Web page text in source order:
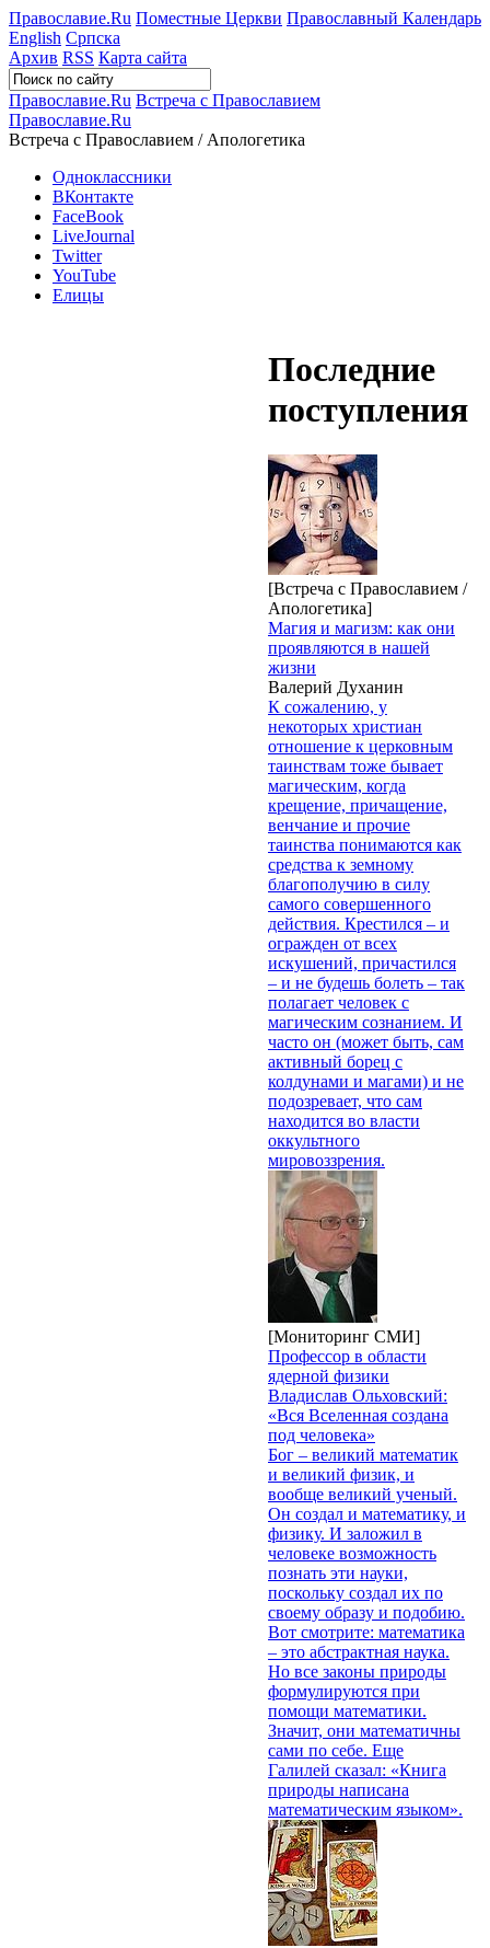
Православие.Ru Поместные Церкви Православный Календарь
English Српска
Архив RSS Карта сайта
Православие.Ru Встреча с Православием
Православие.Ru
Встреча с Православием / Апологетика
Одноклассники
ВКонтакте
FaceBook
LiveJournal
Twitter
YouTube
Елицы
Последние
поступления
[Встреча с Православием /
Апологетика]
Магия и магизм: как они
проявляются в нашей
жизни
Валерий Духанин
К сожалению, у
некоторых христиан
отношение к церковным
таинствам тоже бывает
магическим, когда
крещение, причащение,
венчание и прочие
таинства понимаются как
средства к земному
благополучию в силу
самого совершенного
действия. Крестился – и
огражден от всех
искушений, причастился
– и не будешь болеть – так
полагает человек с
магическим сознанием. И
часто он (может быть, сам
активный борец с
колдунами и магами) и не
подозревает, что сам
находится во власти
оккультного
мировоззрения.
[Мониторинг СМИ]
Профессор в области
ядерной физики
Владислав Ольховский:
«Вся Вселенная создана
под человека»
Бог – великий математик
и великий физик, и
вообще великий ученый.
Он создал и математику, и
физику. И заложил в
человеке возможность
познать эти науки,
поскольку создал их по
своему образу и подобию.
Вот смотрите: математика
– это абстрактная наука.
Но все законы природы
формулируются при
помощи математики.
Значит, они математичны
сами по себе. Еще
Галилей сказал: «Книга
природы написана
математическим языком».